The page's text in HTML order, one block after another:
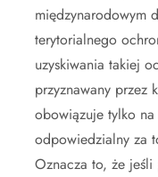
międzynarodowym
terytorialnego
uzyskiwania takiej
przyznawany przez
obowiązuje tylko
odpowiedzialny za
Oznacza to, że